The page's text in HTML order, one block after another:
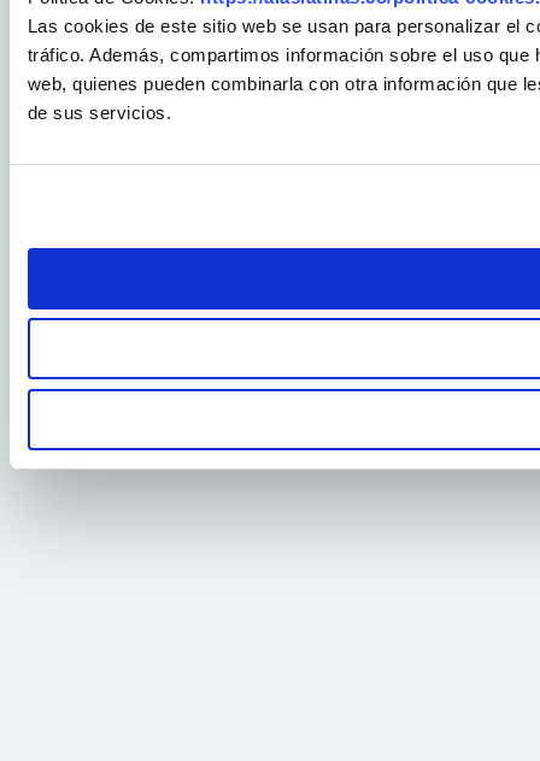
Las cookies de este sitio web se usan para personalizar el
tráfico. Además, compartimos información sobre el uso
web, quienes pueden combinarla con otra información que
de sus servicios.